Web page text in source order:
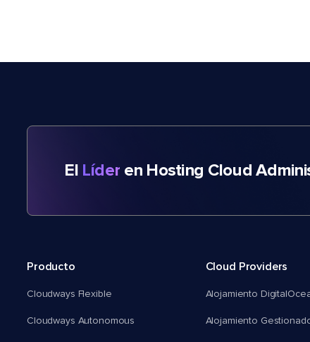
El Líder en Hosting Cloud
Producto
Cloudways Flexible
Cloudways Autonomous
Cloud Providers
Alojamiento
Alojamiento